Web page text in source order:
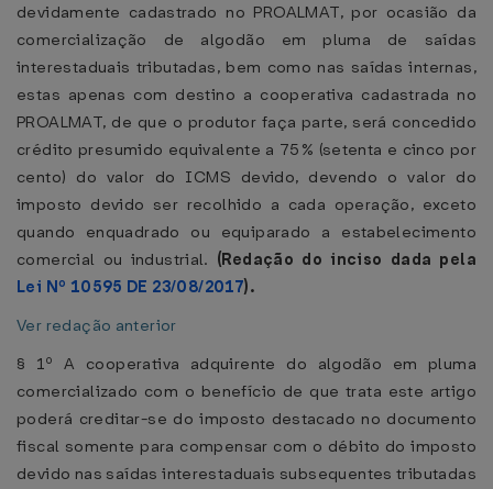
devidamente cadastrado no PROALMAT, por ocasião da
comercialização de algodão em pluma de saídas
interestaduais tributadas, bem como nas saídas internas,
estas apenas com destino a cooperativa cadastrada no
PROALMAT, de que o produtor faça parte, será concedido
crédito presumido equivalente a 75% (setenta e cinco por
cento) do valor do ICMS devido, devendo o valor do
imposto devido ser recolhido a cada operação, exceto
quando enquadrado ou equiparado a estabelecimento
comercial ou industrial. (Redação do inciso dada pela
Lei Nº 10595 DE 23/08/2017).
Ver redação anterior
§ 1º A cooperativa adquirente do algodão em pluma
comercializado com o benefício de que trata este artigo
poderá creditar-se do imposto destacado no documento
fiscal somente para compensar com o débito do imposto
devido nas saídas interestaduais subsequentes tributadas